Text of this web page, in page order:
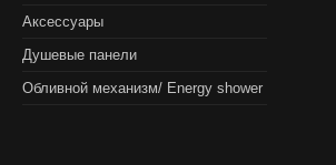
Аксессуары
Душевые панели
Обливной механизм/ Energy shower